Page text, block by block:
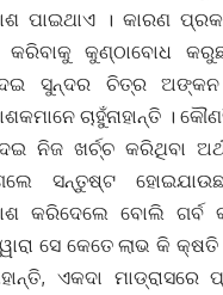
ପାଇଥାଏ । କାରଣ
କରିବାକୁ କୁଣ୍ଠାବୋଧ
ସୁନ୍ଦର ଚିତ୍ର ଅଙ୍କନ
ଚାହୁଁନାହାନ୍ତି ।
ନିଜ ଖର୍ଚ୍ଚ କରିଥିବା
ସନ୍ତୁଷ୍ଟ
କରିଦେଲେ ବୋଲି ଗର୍ବ
ସେ କେତେ ଲାଭ କି କ୍ଷତି
ଏକଦା ମାଡ୍ରାସରେ